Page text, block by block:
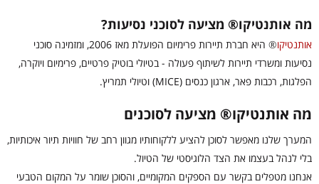
מה אותנטיקו® מציעה לסוכני נסיעות?
אותנטיקו®
היא חברת תיירות פרימיום הפועלת מאז 2006, ומזמינה סוכני
נסיעות ומשרדי תיירות לשיתוף פעולה - בטיולי בוטיק פרטיים, פרימיום ויוקרה,
הפלגות, רכבות פאר, ארגון כנסים (MICE) וטיולי תמריץ.
מה אותנטיקו® מציעה לסוכנים
המערך שלנו מאפשר לסוכן להציע ללקוחותיו מגוון רחב של חוויות תיור איכותיות,
בלי לנהל בעצמו את הצד הלוגיסטי של הטיול.
אנחנו מטפלים בקשר עם הספקים המקומיים, והסוכן שומר על המקום הטבעי